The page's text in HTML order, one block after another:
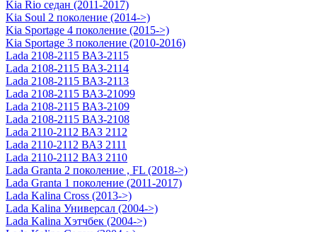
Kia Rio седан (2011-2017)
Kia Soul 2 поколение (2014->)
Kia Sportage 4 поколение (2015->)
Kia Sportage 3 поколение (2010-2016)
Lada 2108-2115 ВАЗ-2115
Lada 2108-2115 ВАЗ-2114
Lada 2108-2115 ВАЗ-2113
Lada 2108-2115 ВАЗ-21099
Lada 2108-2115 ВАЗ-2109
Lada 2108-2115 ВАЗ-2108
Lada 2110-2112 ВАЗ 2112
Lada 2110-2112 ВАЗ 2111
Lada 2110-2112 ВАЗ 2110
Lada Granta 2 поколение , FL (2018->)
Lada Granta 1 поколение (2011-2017)
Lada Kalina Cross (2013->)
Lada Kalina Универсал (2004->)
Lada Kalina Хэтчбек (2004->)